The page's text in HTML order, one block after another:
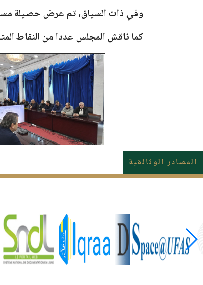
وفي ذات السياق، تم عرض حصيلة
كما ناقش المجلس عددا من النقاط
المصادر الوثائقية